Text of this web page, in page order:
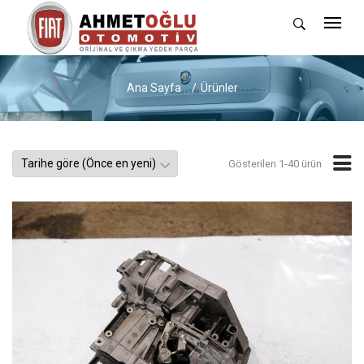
Ana Sayfa Ürünler
Gösterilen 1-40 ürün